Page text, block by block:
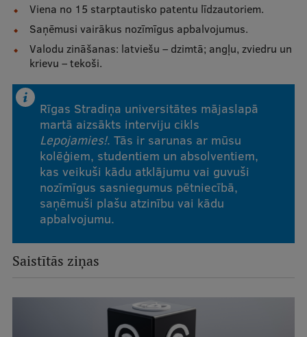
Viena no 15 starptautisko patentu līdzautoriem.
Saņēmusi vairākus nozīmīgus apbalvojumus.
Valodu zināšanas: latviešu – dzimtā; angļu, zviedru un
krievu – tekoši.
Rīgas Stradiņa universitātes mājaslapā
martā aizsākts interviju cikls
Lepojamies!. Tās ir sarunas ar mūsu
kolēģiem, studentiem un absolventiem,
kas veikuši kādu atklājumu vai guvuši
nozīmīgus sasniegumus pētniecībā,
saņēmuši plašu atzinību vai kādu
apbalvojumu.
Saistītās ziņas